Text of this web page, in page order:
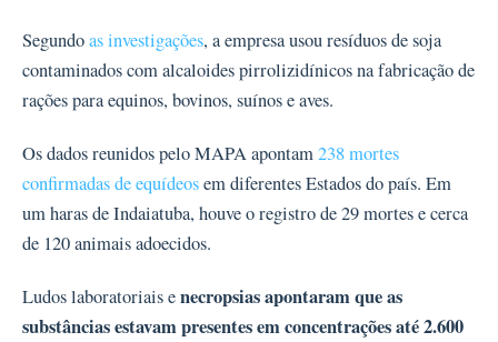
Segundoas investigações, a empresa usou resíduos de soja
contaminados com alcaloides pirrolizidínicos na fabricação de
rações para equinos, bovinos, suínos e aves.
Os dados reunidos pelo MAPA apontam238 mortes
confirmadas de equídeosem diferentes Estados do país. Em
um haras de Indaiatuba, houve o registro de 29 mortes e cerca
de 120 animais adoecidos.
Ludos laboratoriais enecropsias apontaram que as
substâncias estavam presentes em concentrações até 2.600